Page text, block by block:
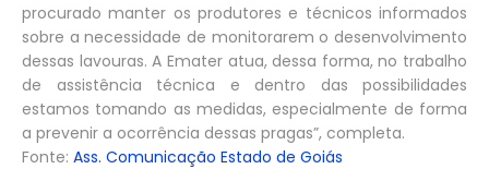
procurado manter os produtores e técnicos informados
sobre a necessidade de monitorarem o desenvolvimento
dessas lavouras. A Emater atua, dessa forma, no trabalho
de assistência técnica e dentro das possibilidades
estamos tomando as medidas, especialmente de forma
a prevenir a ocorrência dessas pragas”, completa.
Fonte: Ass. Comunicação Estado de Goiás